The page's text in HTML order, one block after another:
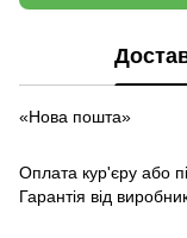
«Нова пошта»
Оплата кур'єру або
Гарантія від